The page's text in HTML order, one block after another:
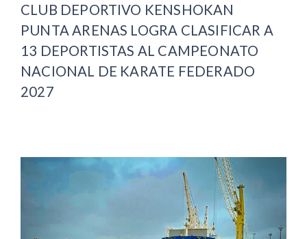
CLUB DEPORTIVO KENSHOKAN
PUNTA ARENAS LOGRA CLASIFICAR A
13 DEPORTISTAS AL CAMPEONATO
NACIONAL DE KARATE FEDERADO
2027